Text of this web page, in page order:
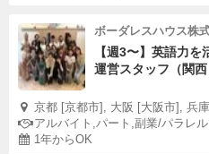
ボーダレスハウス株
【週3〜】英語力
運営スタッフ（関西
京都 [京都市], 大阪 [大阪市], 兵
アルバイト,パート,副業/パラレ
1年からOK